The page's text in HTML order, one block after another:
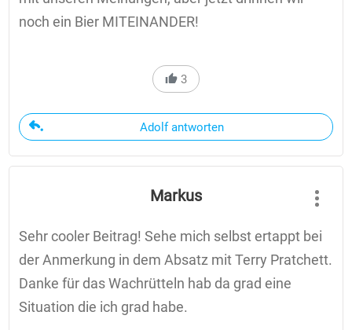
noch ein Bier MITEINANDER!
3
Adolf antworten
Markus
Sehr cooler Beitrag! Sehe mich selbst ertappt bei
der Anmerkung in dem Absatz mit Terry Pratchett.
Danke für das Wachrütteln hab da grad eine
Situation die ich grad habe.